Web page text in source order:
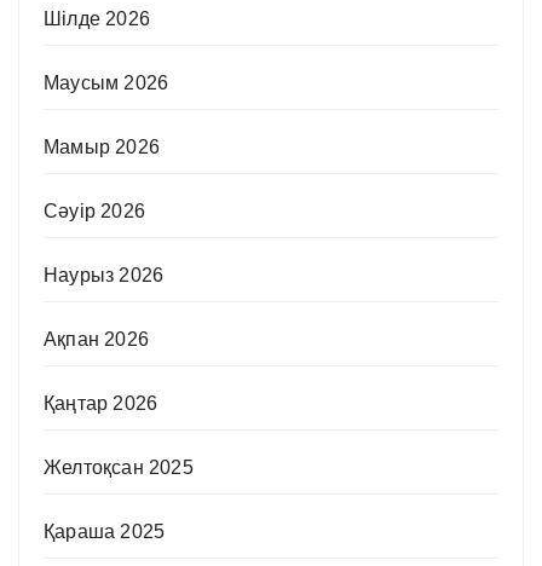
Шілде 2026
Маусым 2026
Мамыр 2026
Сәуір 2026
Наурыз 2026
Ақпан 2026
Қаңтар 2026
Желтоқсан 2025
Қараша 2025